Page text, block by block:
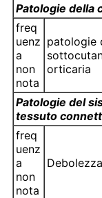
Patologie della
freq
uenz
a
non
nota
patologie
orticaria
Patologie del
tessuto
freq
uenz
a
non
nota